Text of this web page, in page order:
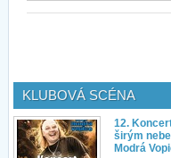
KLUBOVÁ SCÉNA
12.
širým
Modrá